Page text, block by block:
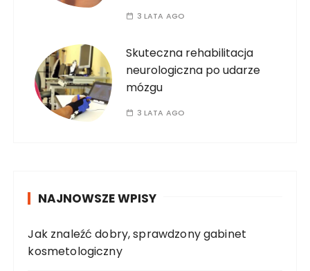
3 LATA AGO
Skuteczna rehabilitacja
neurologiczna po udarze
mózgu
3 LATA AGO
NAJNOWSZE WPISY
Jak znaleźć dobry, sprawdzony gabinet
kosmetologiczny